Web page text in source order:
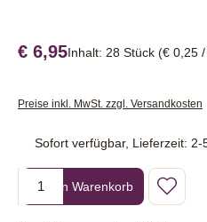
€ 6,95Inhalt: 28 Stück (€ 0,25
Preise inkl. MwSt. zzgl. Versandkosten
Sofort verfügbar, Lieferzeit: 2-
Produkt Anzahl: Gib den
In den Warenkorb